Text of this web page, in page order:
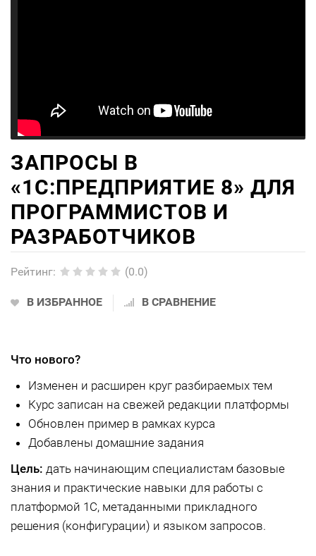
ЗАПРОСЫ В
«1С:ПРЕДПРИЯТИЕ 8» ДЛЯ
ПРОГРАММИСТОВ И
РАЗРАБОТЧИКОВ
Рейтинг: (0.0)
В ИЗБРАННОЕ В СРАВНЕНИЕ
Что нового?
Изменен и расширен круг разбираемых тем
Курс записан на свежей редакции платформы
Обновлен пример в рамках курса
Добавлены домашние задания
Цель: дать начинающим специалистам базовые
знания и практические навыки для работы с
платформой 1С, метаданными прикладного
решения (конфигурации) и языком запросов.